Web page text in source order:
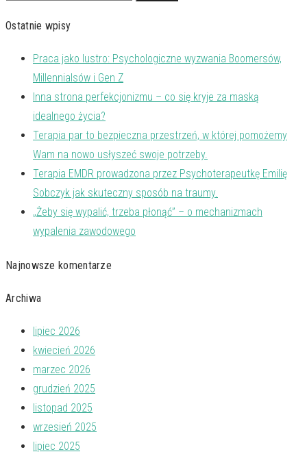
Ostatnie wpisy
Praca jako lustro: Psychologiczne wyzwania Boomersów,
Millennialsów i Gen Z
Inna strona perfekcjonizmu – co się kryje za maską
idealnego życia?
Terapia par to bezpieczna przestrzeń, w której pomożemy
Wam na nowo usłyszeć swoje potrzeby.
Terapia EMDR prowadzona przez Psychoterapeutkę Emilię
Sobczyk jak skuteczny sposób na traumy.
„Żeby się wypalić, trzeba płonąć” – o mechanizmach
wypalenia zawodowego
Najnowsze komentarze
Archiwa
lipiec 2026
kwiecień 2026
marzec 2026
grudzień 2025
listopad 2025
wrzesień 2025
lipiec 2025